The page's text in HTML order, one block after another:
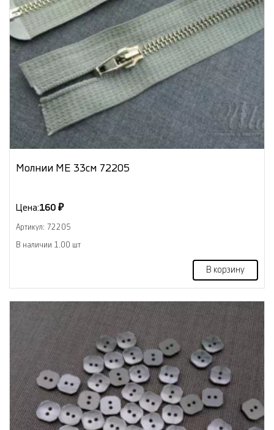
Молнии МЕ 33см 72205
Цена:160 ₽
Артикул: 72205
В наличии 1.00 шт
В корзину